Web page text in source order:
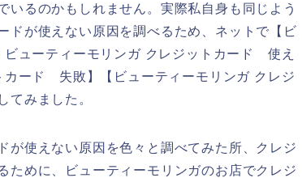
いるのかもしれません。実際私自身も同じよう
ドが使えない原因を調べるため、ネットで【ビ
ビューティーモリンガ クレジットカード 使え
カード 失敗】【ビューティーモリンガ クレジ
みました。
が使えない原因を色々と調べてみた所、クレジ
ために、ビューティーモリンガのお店でクレジ